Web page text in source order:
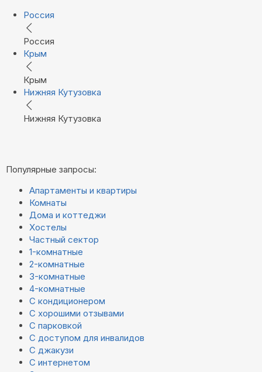
Россия
Россия
Крым
Крым
Нижняя Кутузовка
Нижняя Кутузовка
Популярные запросы:
Апартаменты и квартиры
Комнаты
Дома и коттеджи
Хостелы
Частный сектор
1-комнатные
2-комнатные
3-комнатные
4-комнатные
С кондиционером
С хорошими отзывами
С парковкой
С доступом для инвалидов
С джакузи
С интернетом